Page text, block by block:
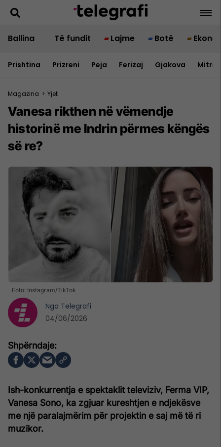
Ballina Të fundit Lajme Botë
Prishtina Prizreni Peja Ferizaj Gjakova
Magazina > Yjet
Vanesa rikthen në vëmendje
historinë me Indrin përmes këngës
së re?
Foto: Instagram/TikTok
Ish-konkurrentja e spektaklit televiziv, Ferma VIP,
Vanesa Sono, ka zgjuar kureshtjen e ndjekësve
me një paralajmërim për projektin e saj më të ri
muzikor.
Nga Telegrafi
04/06/2026